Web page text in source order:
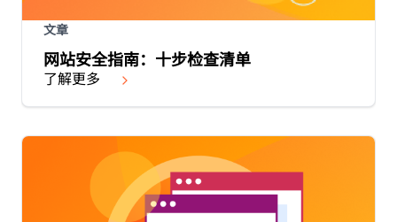
文章
网站安全指南：十步检查清单
了解更多